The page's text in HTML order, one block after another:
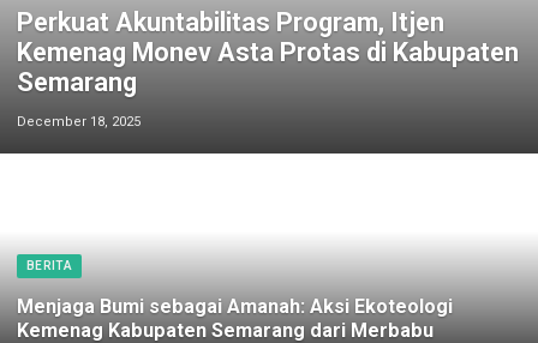
Perkuat Akuntabilitas Program, Itjen
Kemenag Monev Asta Protas di Kabupaten
Semarang
December 18, 2025
BERITA
Menjaga Bumi sebagai Amanah: Aksi Ekoteologi
Kemenag Kabupaten Semarang dari Merbabu